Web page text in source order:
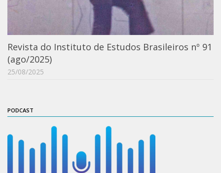
2° semestre
ProgramaUSP 60+
Pós-Graduação
Sobre a Pós
Formulários – Requerimentos
Regulamentos
Revista do Instituto de Estudos Brasileiros nº 91
(ago/2025)
25/08/2025
PODCAST